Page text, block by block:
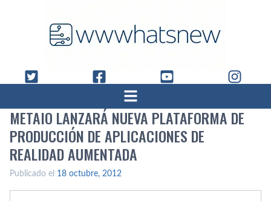
METAIO LANZARÁ NUEVA PLATAFORMA DE
PRODUCCIÓN DE APLICACIONES DE
REALIDAD AUMENTADA
Publicado el 18 octubre, 2012